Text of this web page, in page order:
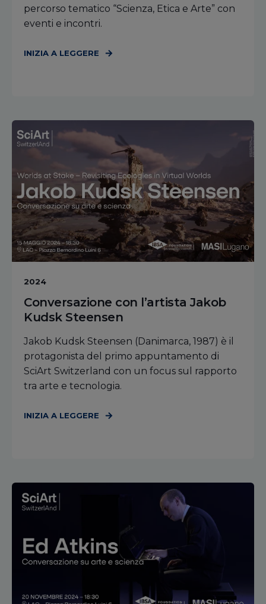
percorso tematico “Scienza, Etica e Arte” con
eventi e incontri.
INIZIA A LEGGERE
2024
Conversazione con l’artista Jakob
Kudsk Steensen
Jakob Kudsk Steensen (Danimarca, 1987) è il
protagonista del primo appuntamento di
SciArt Switzerland con un focus sul rapporto
tra arte e tecnologia.
INIZIA A LEGGERE